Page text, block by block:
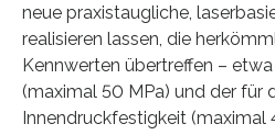
neue praxistaugliche,
realisieren lassen, die
Kennwerten übertreffen –
(maximal 50 MPa) und der für
Innendruckfestigkeit (maximal